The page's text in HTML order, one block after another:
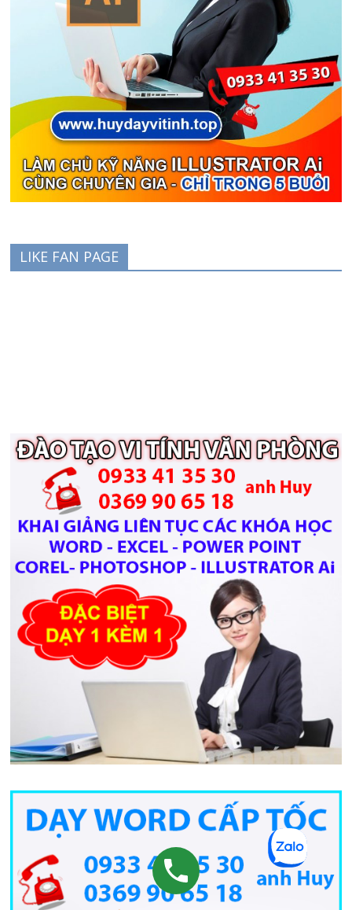
LIKE FAN PAGE